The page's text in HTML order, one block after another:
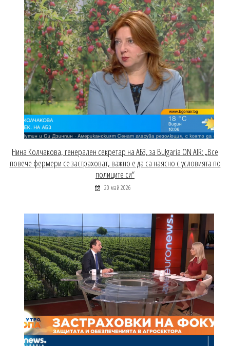
Нина Колчакова, генерален секретар на АБЗ, за Bulgaria ON AIR: „Все
повече фермери се застраховат, важно е да са наясно с условията по
полиците си“
20 май 2026